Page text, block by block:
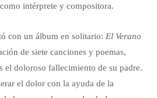
intérprete y compositora.
con un álbum en solitario: El Verano
de siete canciones y poemas,
el doloroso fallecimiento de su padre.
el dolor con la ayuda de la